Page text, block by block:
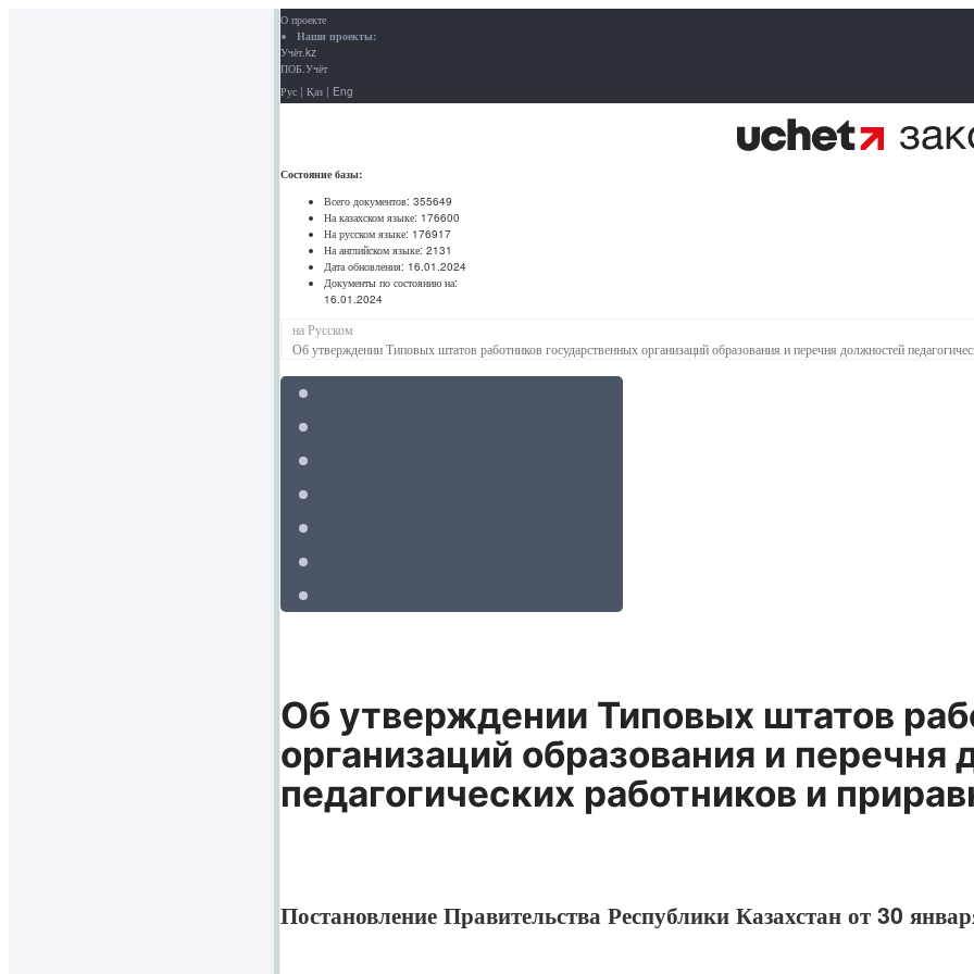
О проекте
Наши проекты:
Учёт.kz
ПОБ.Учёт
Рус | Қаз | Eng
Состояние базы:
Всего документов: 355649
На казахском языке: 176600
На русском языке: 176917
На английском языке: 2131
Дата обновления: 16.01.2024
Документы по состоянию на:
16.01.2024
на Русском
Об утверждении Типовых штатов работников государственных организаций образования и перечня должностей
Об утверждении Типовых штатов
организаций образования и перечня
педагогических работников и
Постановление Правительства Республики Казахстан от 30